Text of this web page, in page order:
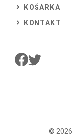
KOŠARKA
KONTAKT
© 2026